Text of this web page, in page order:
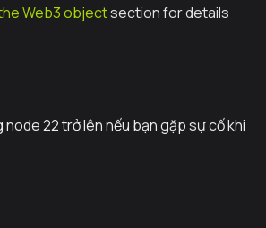
Web3 objectsection for details
22 trở lên nếu bạn gặp sự cố khi